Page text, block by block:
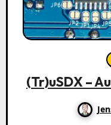
(Tr)uSDX –